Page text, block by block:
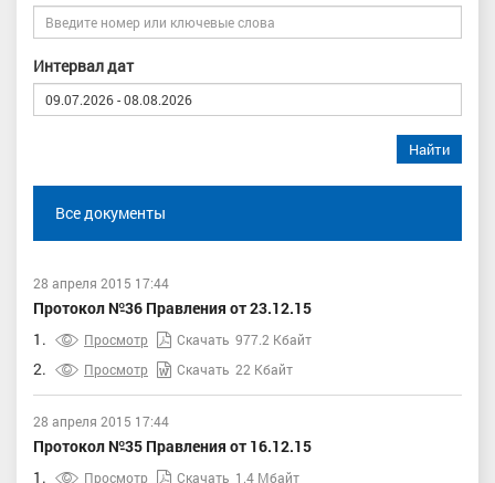
Интервал дат
Найти
Все документы
28 апреля 2015 17:44
Протокол №36 Правления от 23.12.15
1.
Просмотр Скачать 977.2 Кбайт
2. Просмотр Скачать 22 Кбайт
28 апреля 2015 17:44
Протокол №35 Правления от 16.12.15
1.
Просмотр Скачать 1.4 Мбайт